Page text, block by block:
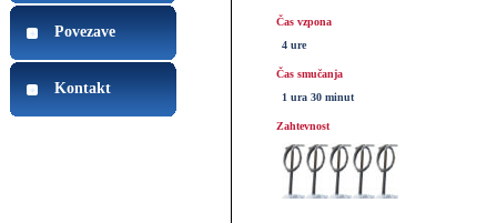
Povezave
Kontakt
Čas vzpona
4 ure
Čas smučanja
1 ura 30 minut
Zahtevnost